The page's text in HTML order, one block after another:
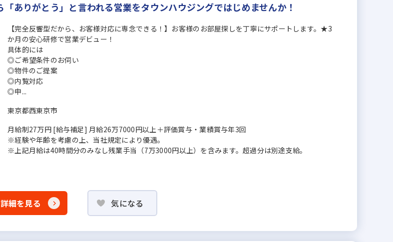
ありがとう」と言われる営業をタウンハウジングではじめませんか！
【完全反響型だから、お客様対応に専念できる！】お客様のお部屋探しを丁寧にサポートします。★3
か月の安心研修で営業デビュー！
具体的には
◎ご希望条件のお伺い
◎物件のご提案
◎内覧対応
◎申...
東京都西東京市
月給制27万円 [給与補足] 月給26万7000円以上＋評価賞与・業績賞与年3回
※経験や年齢を考慮の上、当社規定により優遇。
※上記月給は40時間分のみなし残業手当（7万3000円以上）を含みます。超過分は別途支給。
細を見る 気になる